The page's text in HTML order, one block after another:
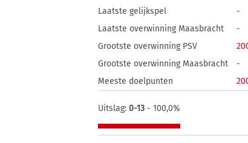
Laatste gelijkspel
-
Laatste overwinning Maasbracht
-
Grootste overwinning PSV
Grootste overwinning Maasbracht
-
Meeste doelpunten
Uitslag: 0-13 - 100,0%